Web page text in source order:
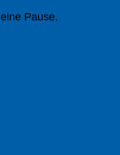
Pause.